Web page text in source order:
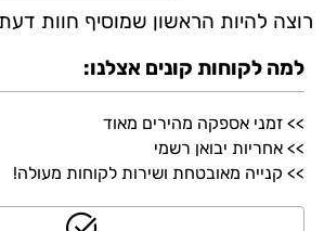
רוצה להיות הראשון שמוסיף חוות
למה לקוחות קונים אצלנו:
>> זמני אספקה מהירים מאוד
>> אחריות יבואן רשמי
>> קנייה מאובטחת ושירות לקוחות מעולה!